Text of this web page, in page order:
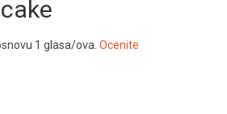
1 glasa/ova. Ocenite